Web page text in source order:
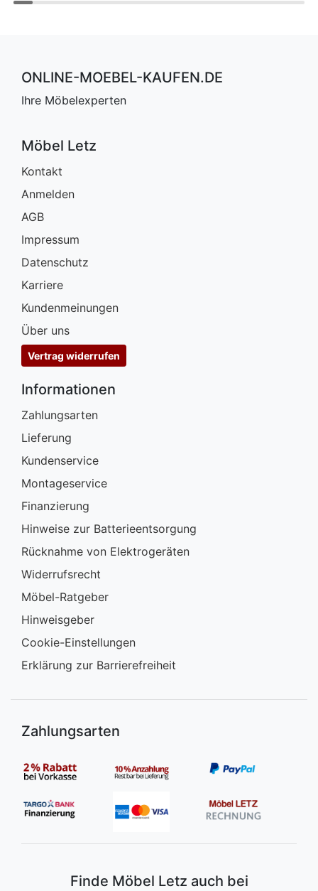
ONLINE-MOEBEL-KAUFEN.DE
Ihre Möbelexperten
Möbel Letz
Kontakt
Anmelden
AGB
Impressum
Datenschutz
Karriere
Kundenmeinungen
Über uns
Vertrag widerrufen
Informationen
Zahlungsarten
Lieferung
Kundenservice
Montageservice
Finanzierung
Hinweise zur Batterieentsorgung
Rücknahme von Elektrogeräten
Widerrufsrecht
Möbel-Ratgeber
Hinweisgeber
Cookie-Einstellungen
Erklärung zur Barrierefreiheit
Zahlungsarten
Finde Möbel Letz auch bei